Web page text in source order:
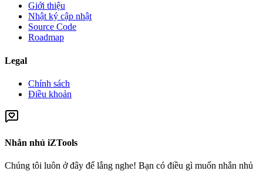
Giới thiệu
Nhật ký cập nhật
Source Code
Roadmap
Legal
Chính sách
Điều khoản
Nhắn nhủ iZTools
Chúng tôi luôn ở đây để lắng nghe! Bạn có điều gì muốn nhắn nhủ